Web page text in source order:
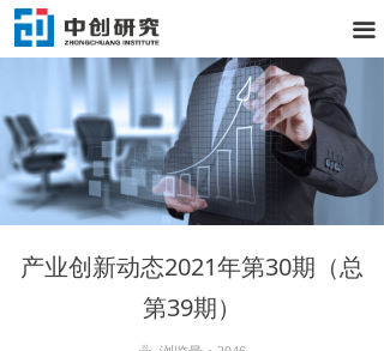
끀
产业创新动态2021年第30期（总
第39期）